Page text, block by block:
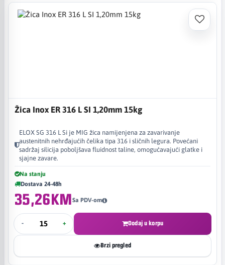
Žica Inox ER 316 L SI 1,20mm 15kg
ELOX SG 316 L Si je MIG žica namijenjena za zavarivanje
austenitnih nehrđajućih čelika tipa 316 i sličnih legura. Povećani
sadržaj silicija poboljšava fluidnost taline, omogućavajući glatke i
sjajne zavare.
Na stanju
Dostava 24-48h
35,26KMSa PDV-om
- + Dodaj u korpu
Brzi pregled